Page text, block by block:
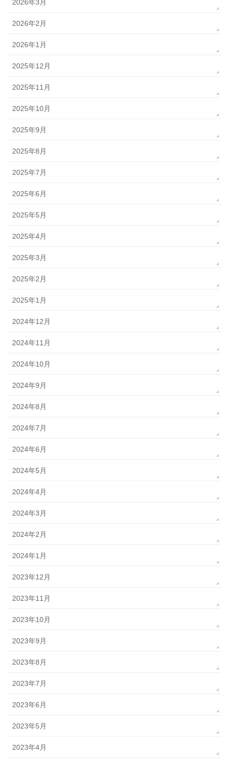
2026年3月
2026年2月
2026年1月
2025年12月
2025年11月
2025年10月
2025年9月
2025年8月
2025年7月
2025年6月
2025年5月
2025年4月
2025年3月
2025年2月
2025年1月
2024年12月
2024年11月
2024年10月
2024年9月
2024年8月
2024年7月
2024年6月
2024年5月
2024年4月
2024年3月
2024年2月
2024年1月
2023年12月
2023年11月
2023年10月
2023年9月
2023年8月
2023年7月
2023年6月
2023年5月
2023年4月